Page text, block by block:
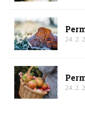
24. 2.
24. 2.